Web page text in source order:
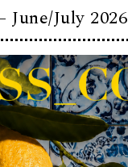
June/July 2026